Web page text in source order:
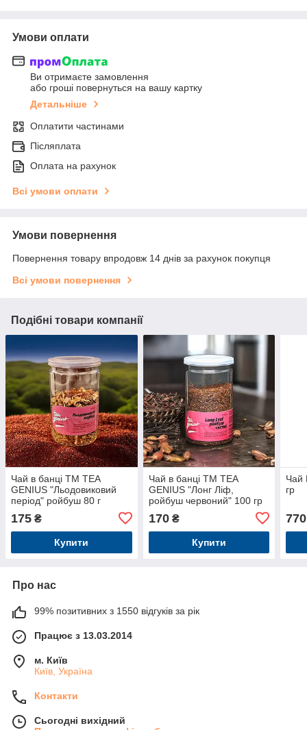
Умови оплати
Ви отримаєте замовлення
або гроші повернуться на вашу картку
Детальніше
Оплатити частинами
Післяплата
Оплата на рахунок
Всі умови оплати
Умови повернення
Повернення товару впродовж 14 днів за рахунок покупця
Всі умови повернення
Подібні товари компанії
Чай в банці TM TEA
GENIUS "Льодовиковий
період" ройбуш 80 г
175 ₴
Купити
Чай в банці TM TEA
GENIUS "Лонг Ліф,
ройбуш червоний" 100 гр
170₴
Купити
Чай
гр
770
Про нас
99% позитивних з 1550 відгуків за рік
Працює з 13.03.2014
м. Київ
Київ, Україна
Контакти
Сьогодні вихідний